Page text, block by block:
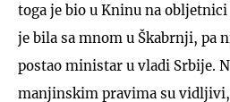
toga je bio u Kninu na obljetnici
je bila sa mnom u Škabrnji, pa
postao ministar u vladi Srbije.
manjinskim pravima su